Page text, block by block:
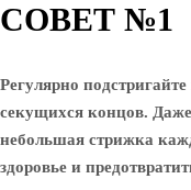
СОВЕТ №1
Регулярно
секущихся концов.
небольшая стрижка
здоровье и